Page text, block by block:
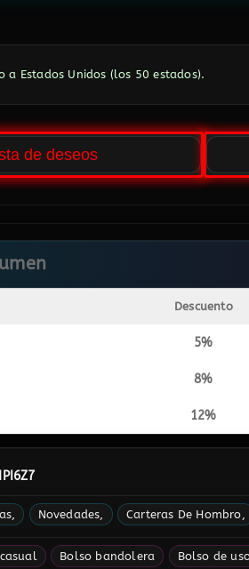
a Estados Unidos (los 50 estados).
de deseos
Descuento
5%
8%
12%
Novedades Carteras De Hombro
Bolso bandolera Bolso de